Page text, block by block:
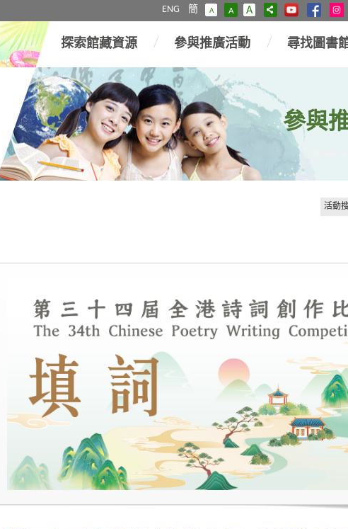
ENG 簡 A A A
探索館藏資源 參與推廣活動 尋找圖書
參與